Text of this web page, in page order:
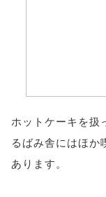
ホットケーキを扱
るばみ舎にはほか
あります。